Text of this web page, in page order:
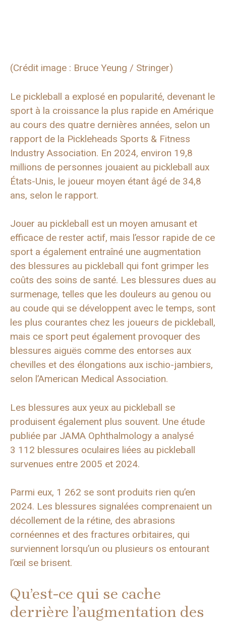
(Crédit image : Bruce Yeung / Stringer)
Le pickleball a explosé en popularité, devenant le
sport à la croissance la plus rapide en Amérique
au cours des quatre dernières années, selon un
rapport de la Pickleheads Sports & Fitness
Industry Association. En 2024, environ 19,8
millions de personnes jouaient au pickleball aux
États-Unis, le joueur moyen étant âgé de 34,8
ans, selon le rapport.
Jouer au pickleball est un moyen amusant et
efficace de rester actif, mais l’essor rapide de ce
sport a également entraîné une augmentation
des blessures au pickleball qui font grimper les
coûts des soins de santé. Les blessures dues au
surmenage, telles que les douleurs au genou ou
au coude qui se développent avec le temps, sont
les plus courantes chez les joueurs de pickleball,
mais ce sport peut également provoquer des
blessures aiguës comme des entorses aux
chevilles et des élongations aux ischio-jambiers,
selon l’American Medical Association.
Les blessures aux yeux au pickleball se
produisent également plus souvent. Une étude
publiée par JAMA Ophthalmology a analysé
3 112 blessures oculaires liées au pickleball
survenues entre 2005 et 2024.
Parmi eux, 1 262 se sont produits rien qu’en
2024. Les blessures signalées comprenaient un
décollement de la rétine, des abrasions
cornéennes et des fractures orbitaires, qui
surviennent lorsqu’un ou plusieurs os entourant
l’œil se brisent.
Qu’est-ce qui se cache
derrière l’augmentation des